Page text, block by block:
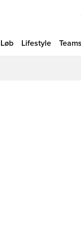
Løb Lifestyle